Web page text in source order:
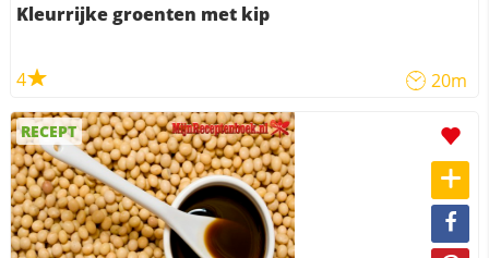
Kleurrijke groenten met kip
4 20m
RECEPT